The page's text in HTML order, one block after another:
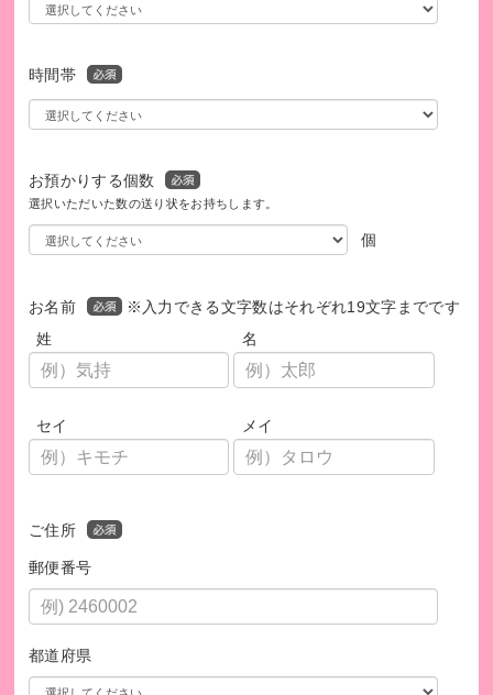
時間帯
お預かりする個数
選択いただいた数の送り状をお持ちします。
個
お名前
※入力できる文字数はそれぞれ19文字までです
姓
名
セイ メイ
ご住所
郵便番号
都道府県